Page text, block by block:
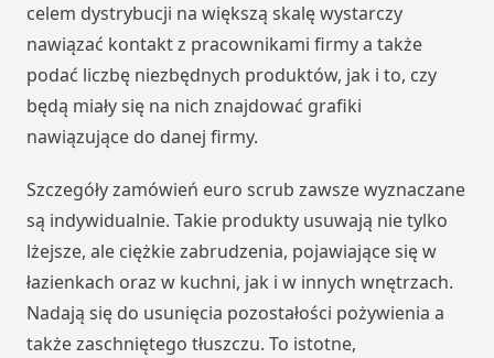
celem dystrybucji na większą skalę wystarczy
nawiązać kontakt z pracownikami firmy a także
podać liczbę niezbędnych produktów, jak i to, czy
będą miały się na nich znajdować grafiki
nawiązujące do danej firmy.
Szczegóły zamówień euro scrub zawsze wyznaczane
są indywidualnie. Takie produkty usuwają nie tylko
lżejsze, ale ciężkie zabrudzenia, pojawiające się w
łazienkach oraz w kuchni, jak i w innych wnętrzach.
Nadają się do usunięcia pozostałości pożywienia a
także zaschniętego tłuszczu. To istotne,